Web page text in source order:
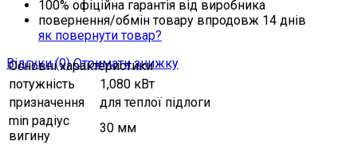
100% офіційна гарантія від виробника
повернення/обмін товару впродовж 14 днів
як повернути товар?
Відгуки (0) Отримати знижку
Основні характеристики
потужність
1,080 кВт
призначення
для теплої підлоги
min радіус
вигину
30 мм